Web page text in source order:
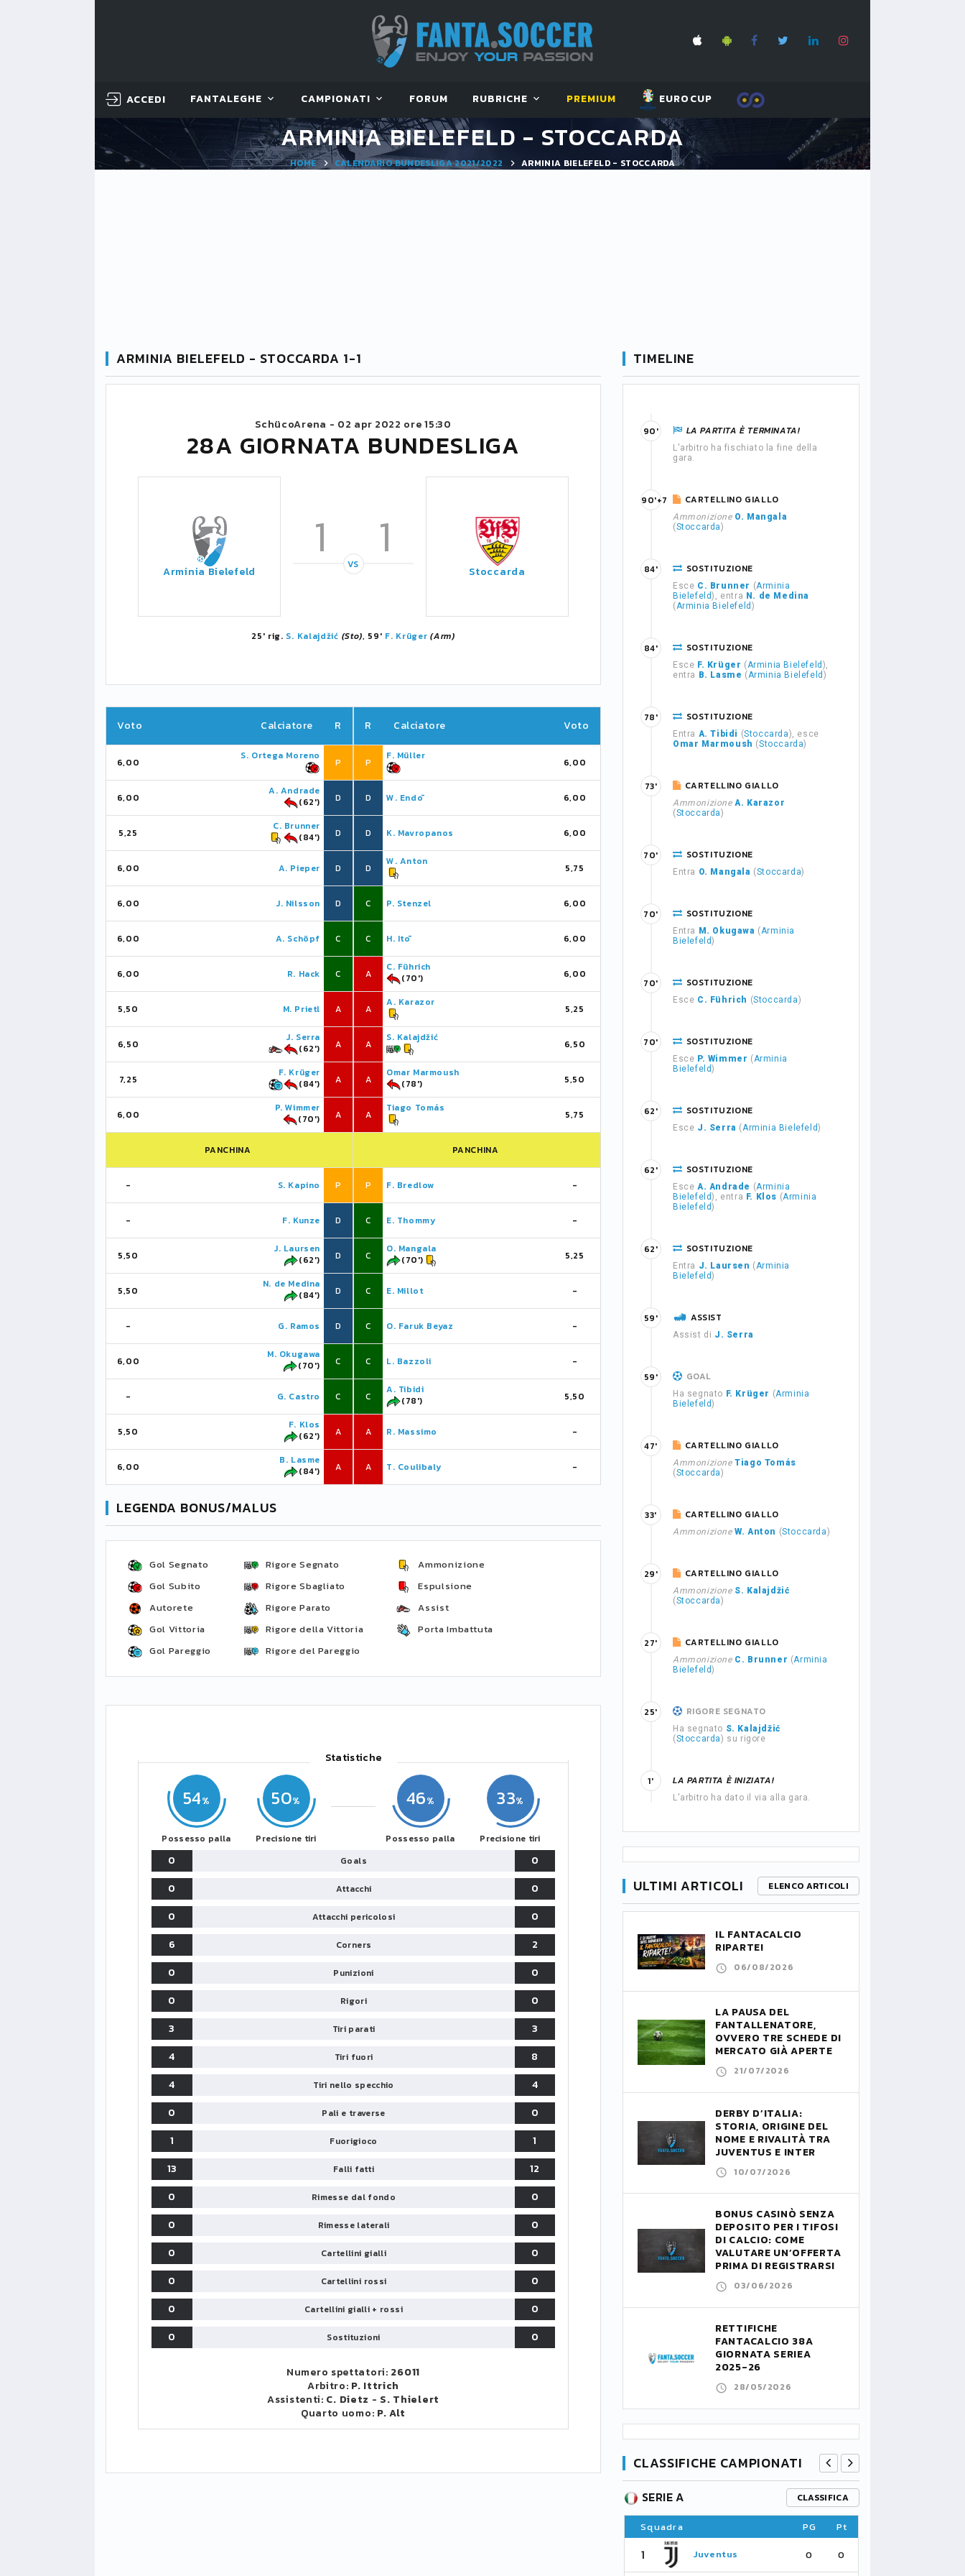
ACCEDI FANTALEGHE CAMPIONATI FORUM RUBRICHE PREMIUM EUROCUP
ARMINIA BIELEFELD - STOCCARDA
HOME CALENDARIO BUNDESLIGA 2021/2022 ARMINIA BIELEFELD - STOCCARDA
ARMINIA BIELEFELD - STOCCARDA 1-1
SchücoArena - 02 apr 2022 ore 15:30
28A GIORNATA BUNDESLIGA
Arminia Bielefeld
1 1
VS Stoccarda
25' rig. S. Kalajdžić (Sto), 59' F. Krüger (Arm)
Voto Calciatore R
6,00
S. Ortega Moreno
P
6,00
A. Andrade
(62')
D
5,25
C. Brunner
(84')
D
6,00 A. Pieper D
6,00 J. Nilsson D
6,00 A. Schöpf C
6,00 R. Hack C
5,50 M. Prietl A
6,50
J. Serra
(62')
A
7,25
F. Krüger
(84')
A
6,00
P. Wimmer
(70')
A
PANCHINA
- S. Kapino P
- F. Kunze D
5,50
J. Laursen
(62')
D
5,50
N. de Medina
(84')
D
- G. Ramos D
6,00
M. Okugawa
(70')
C
- G. Castro C
5,50
F. Klos
(62')
A
6,00
B. Lasme
(84')
A
R Calciatore Voto
P
F. Müller
6,00
D W. Endō 6,00
D K. Mavropanos 6,00
D
W. Anton
5,75
C P. Stenzel 6,00
C H. Itō 6,00
A
C. Führich
(70')
6,00
A
A. Karazor
5,25
A
S. Kalajdžić
6,50
A
Omar Marmoush
(78')
5,50
A
Tiago Tomás
5,75
PANCHINA
P F. Bredlow -
C E. Thommy -
C
O. Mangala
(70')
5,25
C E. Millot -
C O. Faruk Beyaz -
C L. Bazzoli -
C
A. Tibidi
(78')
5,50
A R. Massimo -
A T. Coulibaly -
LEGENDA BONUS/MALUS
Gol Segnato
Gol Subito
Autorete
Gol Vittoria
Gol Pareggio
Rigore Segnato
Rigore Sbagliato
Rigore Parato
Rigore della Vittoria
Rigore del Pareggio
Ammonizione
Espulsione
Assist
Porta Imbattuta
Statistiche
54
Possesso palla
50
Precisione tiri
46
Possesso palla
33
Precisione tiri
0 Goals
0
0
Attacchi
0
0
Attacchi pericolosi
0
6
Corners
2
0
Punizioni
0
0
Rigori
0
3
Tiri parati
3
4
Tiri fuori
8
4
Tiri nello specchio
4
0
Pali e traverse
0
1
Fuorigioco
1
13
Falli fatti
12
0
Rimesse dal fondo
0
0
Rimesse laterali
0
0
Cartellini gialli
0
0
Cartellini rossi
0
0
Cartellini gialli + rossi
0
0
Sostituzioni 0
Numero spettatori: 26011
Arbitro: P. Ittrich
Assistenti: C. Dietz - S. Thielert
Quarto uomo: P. Alt
TIMELINE
LA PARTITA È TERMINATA!
L'arbitro ha fischiato la fine della
gara.
90'
CARTELLINO GIALLO
Ammonizione O. Mangala
(Stoccarda)
90'+7
SOSTITUZIONE
Esce C. Brunner (Arminia
Bielefeld), entra N. de Medina
(Arminia Bielefeld )
84'
SOSTITUZIONE
Esce F. Krüger (Arminia Bielefeld ),
entra
B. Lasme (Arminia Bielefeld )
84'
SOSTITUZIONE
Entra A. Tibidi (Stoccarda), esce
Omar Marmoush (Stoccarda)
78'
CARTELLINO GIALLO
Ammonizione A. Karazor
(Stoccarda)
73'
SOSTITUZIONE
Entra O. Mangala (Stoccarda)
70'
SOSTITUZIONE
Entra M. Okugawa (Arminia
Bielefeld)
70'
SOSTITUZIONE
Esce C. Führich (Stoccarda)
70'
SOSTITUZIONE
Esce P. Wimmer (Arminia
Bielefeld)
70'
SOSTITUZIONE
Esce J. Serra (Arminia Bielefeld)
62'
SOSTITUZIONE
Esce A. Andrade (Arminia
Bielefeld), entra F. Klos (Arminia
Bielefeld)
62'
SOSTITUZIONE
Entra J. Laursen (Arminia
Bielefeld)
62'
ASSIST
Assist di J. Serra
59'
GOAL
Ha segnato F. Krüger (Arminia
Bielefeld)
59'
CARTELLINO GIALLO
Ammonizione Tiago Tomás
(Stoccarda)
47'
CARTELLINO GIALLO
Ammonizione W. Anton (Stoccarda)
33'
CARTELLINO GIALLO
Ammonizione S. Kalajdžić
(Stoccarda)
29'
CARTELLINO GIALLO
Ammonizione C. Brunner (Arminia
Bielefeld)
27'
RIGORE SEGNATO
Ha segnato S. Kalajdžić
(Stoccarda) su rigore
25'
LA PARTITA È INIZIATA!
L'arbitro ha dato il via alla gara.
1'
ULTIMI ARTICOLI ELENCO ARTICOLI
IL FANTACALCIO
RIPARTE!
06/08/2026
LA PAUSA DEL
FANTALLENATORE,
OVVERO TRE SCHEDE DI
MERCATO GIÀ APERTE
21/07/2026
DERBY D’ITALIA:
STORIA, ORIGINE DEL
NOME E RIVALITÀ TRA
JUVENTUS E INTER
10/07/2026
BONUS CASINÒ SENZA
DEPOSITO PER I TIFOSI
DI CALCIO: COME
VALUTARE UN’OFFERTA
PRIMA DI REGISTRARSI
03/06/2026
RETTIFICHE
FANTACALCIO 38A
GIORNATA SERIEA
2025-26
28/05/2026
CLASSIFICHE CAMPIONATI
SERIE A CLASSIFICA
Squadra PG Pt
1 Juventus 0 0